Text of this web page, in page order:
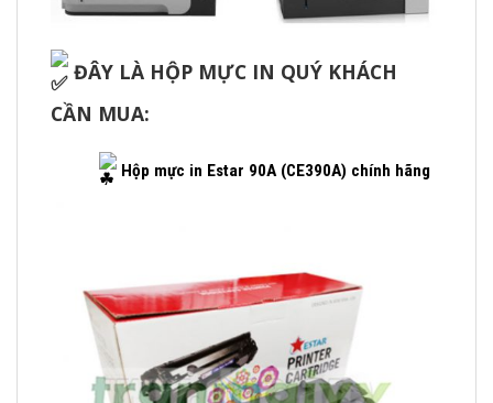
ĐÂY LÀ HỘP MỰC IN QUÝ KHÁCH
CẦN MUA:
Hộp mực in Estar 90A (CE390A) chính hãng